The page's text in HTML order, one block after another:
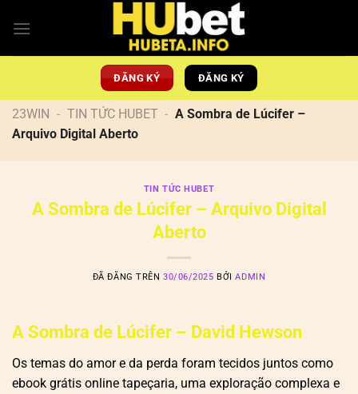
đến
ĐĂNG KÝ ĐĂNG KÝ
23WIN - TIN TỨC HUBET - A Sombra de Lúcifer –
Arquivo Digital Aberto
TIN TỨC HUBET
A Sombra de Lúcifer – Arquivo Digital
Aberto
ĐÃ ĐĂNG TRÊN30/06/2025 BỞIADMIN
A Sombra de Lúcifer – David Hewson
Os temas do amor e da perda foram tecidos juntos como
ebook grátis online tapeçaria, uma exploração complexa e